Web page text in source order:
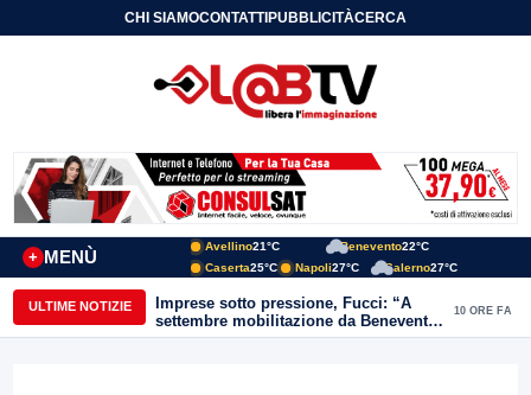
CHI SIAMOCONTATTIPUBBLICITÀCERCA
MENÙ
+
Avellino21°C Benevento22°C
Caserta25°C Napoli27°C Salerno27°C
ULTIME NOTIZIE
Imprese sotto pressione, Fucci: “A
settembre mobilitazione da Benevento
e Avellino”
10 ORE FA